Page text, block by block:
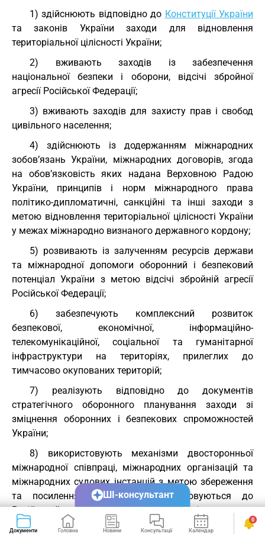
1) здійснюють відповідно до Конституції України
та законів України заходи для відновлення
територіальної цілісності України;
2) вживають заходів із забезпечення
національної безпеки і оборони, відсічі збройної
агресії Російської Федерації;
3) вживають заходів для захисту прав і свобод
цивільного населення;
4) здійснюють із додержанням міжнародних
зобов’язань України, міжнародних договорів, згода
на обов’язковість яких надана Верховною Радою
України, принципів і норм міжнародного права
політико-дипломатичні, санкційні та інші заходи з
метою відновлення територіальної цілісності України
у межах міжнародно визнаного державного кордону;
5) розвивають із залученням ресурсів держави
та міжнародної допомоги оборонний і безпековий
потенціал України з метою відсічі збройній агресії
Російської Федерації;
6) забезпечують комплексний розвиток
безпекової, економічної, інформаційно-
телекомунікаційної, соціальної та гуманітарної
інфраструктури на територіях, прилеглих до
тимчасово окупованих територій;
7) реалізують відповідно до документів
стратегічного оборонного планування заходи зі
зміцнення оборонних і безпекових спроможностей
України;
8) використовують механізми двосторонньої
міжнародної співпраці, міжнародних організацій та
міжнародних судових інстанцій з метою збереження
та посилення санкцій, що застосовуються до
Російської Федерації членами міжнародного
співтовариства, притягнення винних осіб до
Документи Головна Новини Консультації Календар Сервіси
0
ШІ-консультант